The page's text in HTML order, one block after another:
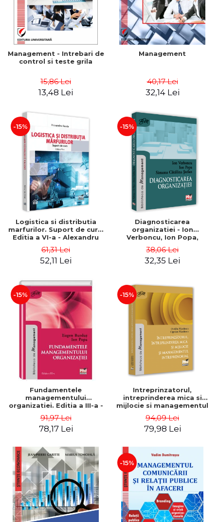
Management - Intrebari de
control si teste grila
15,86 Lei
13,48 Lei
Management
40,17 Lei
32,14 Lei
-15%
Logistica si distributia
marfurilor. Suport de curs.
Editia a VI-a - Alexandru
61,31 Lei
52,11 Lei
-15%
Diagnosticarea
organizatiei - Ion
Verboncu, Ion Popa,
38,06 Lei
32,35 Lei
-15%
Fundamentele
managementului
organizatiei. Editia a III-a -
91,97 Lei
78,17 Lei
-15%
Intreprinzatorul,
intreprinderea mica si
mijlocie si managementul
Nicolescu, Ciprian
Nicolescu
94,09 Lei
79,98 Lei
-15%